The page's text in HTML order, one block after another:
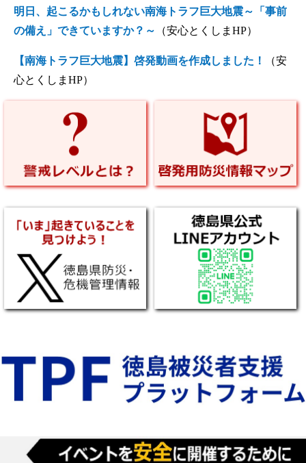
明日、起こるかもしれない南海トラフ巨大地震～「事前
の備え」できていますか？～
（安心とくしまHP）
【南海トラフ巨大地震】啓発動画を作成しました！
（安
心とくしまHP）